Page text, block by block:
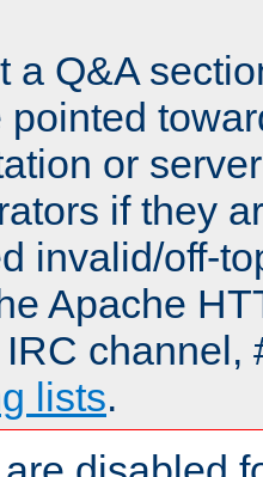
a Q&A
pointed
or
if they
invalid/off-
Apache
channel,
lists.